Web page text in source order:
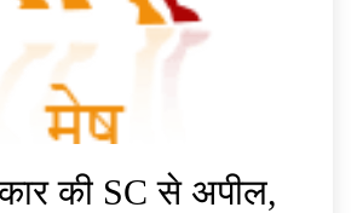
की SC से अपील,